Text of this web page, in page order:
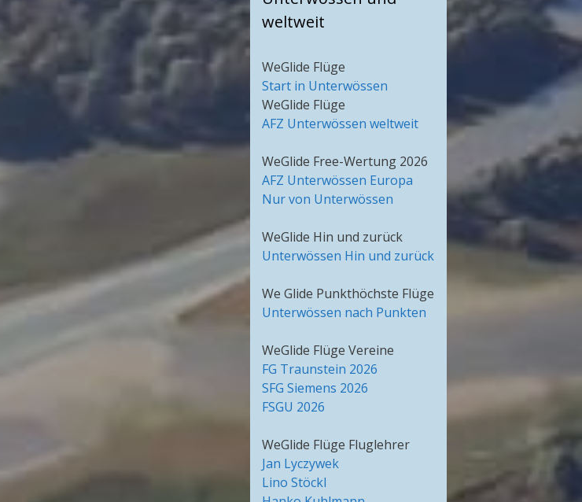
weltweit
WeGlide Flüge
Start in Unterwössen
WeGlide Flüge
AFZ Unterwössen weltweit
WeGlide Free-Wertung 2026
AFZ Unterwössen Europa
Nur von Unterwössen
WeGlide Hin und zurück
Unterwössen Hin und zurück
We Glide Punkthöchste Flüge
Unterwössen nach Punkten
WeGlide Flüge Vereine
FG Traunstein 2026
SFG Siemens 2026
FSGU 2026
WeGlide Flüge Fluglehrer
Jan Lyczywek
Lino Stöckl